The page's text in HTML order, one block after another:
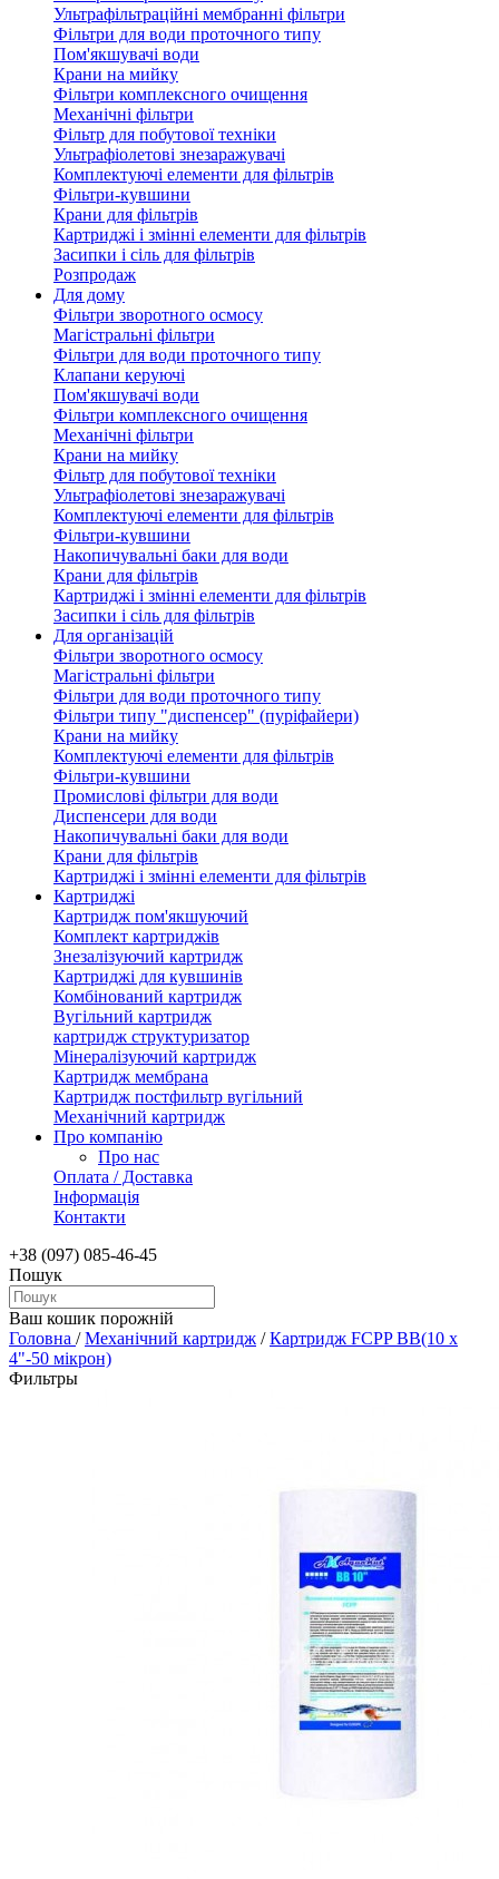
Ультрафільтраційні мембранні фільтри
Фільтри для води проточного типу
Пом'якшувачі води
Крани на мийку
Фільтри комплексного очищення
Механічні фільтри
Фільтр для побутової техніки
Ультрафіолетові знезаражувачі
Комплектуючі елементи для фільтрів
Фільтри-кувшини
Крани для фільтрів
Картриджі і змінні елементи для фільтрів
Засипки і сіль для фільтрів
Розпродаж
Для дому
Фільтри зворотного осмосу
Магістральні фільтри
Фільтри для води проточного типу
Клапани керуючі
Пом'якшувачі води
Фільтри комплексного очищення
Механічні фільтри
Крани на мийку
Фільтр для побутової техніки
Ультрафіолетові знезаражувачі
Комплектуючі елементи для фільтрів
Фільтри-кувшини
Накопичувальні баки для води
Крани для фільтрів
Картриджі і змінні елементи для фільтрів
Засипки і сіль для фільтрів
Для організацій
Фільтри зворотного осмосу
Магістральні фільтри
Фільтри для води проточного типу
Фільтри типу "диспенсер" (пуріфайери)
Крани на мийку
Комплектуючі елементи для фільтрів
Фільтри-кувшини
Промислові фільтри для води
Диспенсери для води
Накопичувальні баки для води
Крани для фільтрів
Картриджі і змінні елементи для фільтрів
Картриджі
Картридж пом'якшуючий
Комплект картриджів
Знезалізуючий картридж
Картриджі для кувшинів
Комбінований картридж
Вугільний картридж
картридж структуризатор
Мінералізуючий картридж
Картридж мембрана
Картридж постфильтр вугільний
Механічний картридж
Про компанію
Про нас
Оплата / Доставка
Інформація
Контакти
+38 (097) 085-46-45
Пошук
Ваш кошик порожній
Головна /Механічний картридж /Картридж FCPP BB(10 х
4"-50 мікрон)
Фильтры